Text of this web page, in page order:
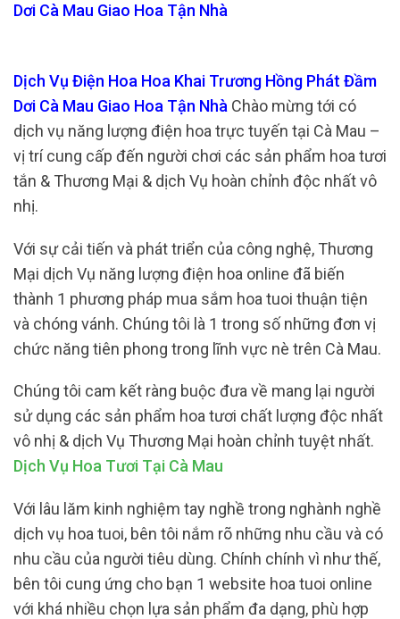
Dơi Cà Mau Giao Hoa Tận Nhà
Dịch Vụ Điện Hoa Hoa Khai Trương Hồng Phát Đầm
Dơi Cà Mau Giao Hoa Tận Nhà Chào mừng tới có
dịch vụ năng lượng điện hoa trực tuyến tại Cà Mau –
vị trí cung cấp đến người chơi các sản phẩm hoa tươi
tắn & Thương Mại & dịch Vụ hoàn chỉnh độc nhất vô
nhị.
Với sự cải tiến và phát triển của công nghệ, Thương
Mại dịch Vụ năng lượng điện hoa online đã biến
thành 1 phương pháp mua sắm hoa tuoi thuận tiện
và chóng vánh. Chúng tôi là 1 trong số những đơn vị
chức năng tiên phong trong lĩnh vực nè trên Cà Mau.
Chúng tôi cam kết ràng buộc đưa về mang lại người
sử dụng các sản phẩm hoa tươi chất lượng độc nhất
vô nhị & dịch Vụ Thương Mại hoàn chỉnh tuyệt nhất.
Dịch Vụ Hoa Tươi Tại Cà Mau
Với lâu lăm kinh nghiệm tay nghề trong nghành nghề
dịch vụ hoa tuoi, bên tôi nắm rõ những nhu cầu và có
nhu cầu của người tiêu dùng. Chính chính vì như thế,
bên tôi cung ứng cho bạn 1 website hoa tuoi online
với khá nhiều chọn lựa sản phẩm đa dạng, phù hợp